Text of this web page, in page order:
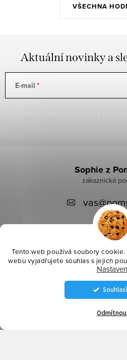
Tento web používá soubory
webu vyjadřujete souhlas s jejich
VŠECHNA
Aktuální novinky a
E-mail
t
Sophie z
vas@
Informace pro vás